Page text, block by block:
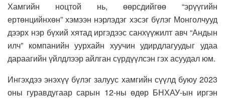
Хамгийн ноцтой нь, өөрсдийгөө “эрүүгийн
ертөнцийнхөн” хэмээн нэрлэдэг хэсэг бүлэг Монголчууд
дээрх нэр бүхий хятад иргэдээс санхүүжилт авч “Андын
илч” компанийн уурхайн хуучин удирдлагуудыг удаа
дараагийн үйлдлээр айлган сүрдүүлсэн гэх асуудал юм.
Ингэхдээ энэхүү бүлэг залуус хамгийн сүүлд буюу 2023
оны гуравдугаар сарын 12-ны өдөр БНХАУ-ын иргэн